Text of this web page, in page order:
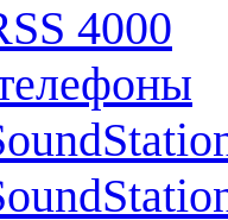
4000